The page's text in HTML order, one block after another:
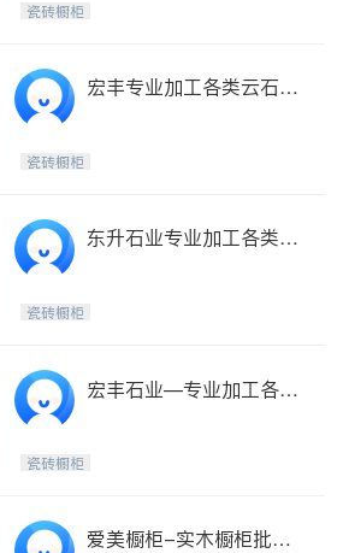
瓷砖橱柜
宏丰专业加工各类云石台
瓷砖橱柜
东升石业专业加工各类云
瓷砖橱柜
宏丰石业—专业加工各种
瓷砖橱柜
爱美橱柜-实木橱柜批发